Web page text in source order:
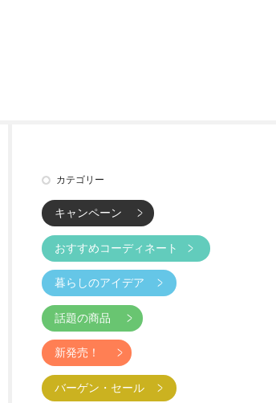
カテゴリー
キャンペーン
おすすめコーディネート
暮らしのアイデア
話題の商品
新発売！
バーゲン・セール